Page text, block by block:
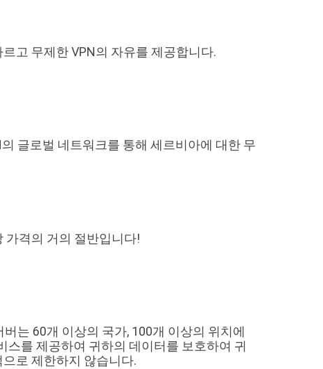
고 무제한 VPN의 자유를 제공합니다.
글로벌 네트워크를 통해 세르비아에 대한 무
가격의 거의 절반입니다!
는 60개 이상의 국가, 100개 이상의 위치에
스를 제공하여 귀하의 데이터를 보호하여 귀
로 제한하지 않습니다.